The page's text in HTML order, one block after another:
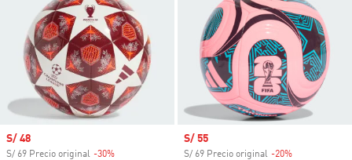
Precio de venta
S/ 48
S/ 69 Precio original -30%
Precio de venta
S/ 55
S/ 69 Precio original -20%